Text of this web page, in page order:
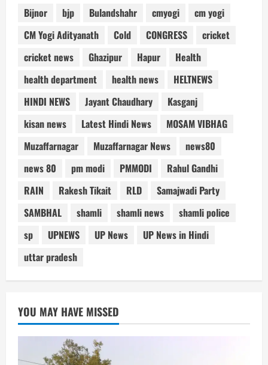
Bijnor bjp Bulandshahr cmyogi
cm yogi
CM Yogi Adityanath
Cold CONGRESS
cricket
cricket news
Ghazipur Hapur
Health
health department
health news
HELTNEWS
HINDI NEWS
Jayant Chaudhary
Kasganj
kisan news
Latest Hindi News
MOSAM VIBHAG
Muzaffarnagar
Muzaffarnagar News
news80
news 80
pm modi PMMODI
Rahul Gandhi
RAIN
Rakesh Tikait RLD
Samajwadi Party
SAMBHAL
shamli shamli news
shamli police
sp
UPNEWS UP News
UP News in Hindi
uttar pradesh
YOU MAY HAVE MISSED